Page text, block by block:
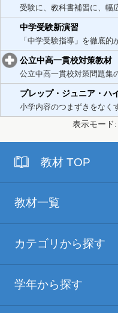
受験に、教科書補習に、幅
中学受験新演習
「中学受験指導」を徹底
公立中高一貫校対策教材
公立中高一貫校対策問題集
プレップ・ジュニア・ハ
小学内容のつまずきをなく
表示モード
教材 TOP
教材一覧
カテゴリから探す
学年から探す